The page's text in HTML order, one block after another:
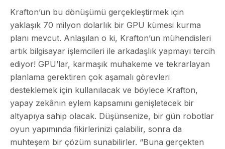
Krafton’un bu dönüşümü gerçekleştirmek için
yaklaşık 70 milyon dolarlık bir GPU kümesi kurma
planı mevcut. Anlaşılan o ki, Krafton’un mühendisleri
artık bilgisayar işlemcileri ile arkadaşlık yapmayı tercih
ediyor! GPU’lar, karmaşık muhakeme ve tekrarlayan
planlama gerektiren çok aşamalı görevleri
desteklemek için kullanılacak ve böylece Krafton,
yapay zekânın eylem kapsamını genişletecek bir
altyapıya sahip olacak. Düşünsenize, bir gün robotlar
oyun yapımında fikirlerinizi çalabilir, sonra da
muhteşem bir çözüm sunabilirler. “Buna gerçekten